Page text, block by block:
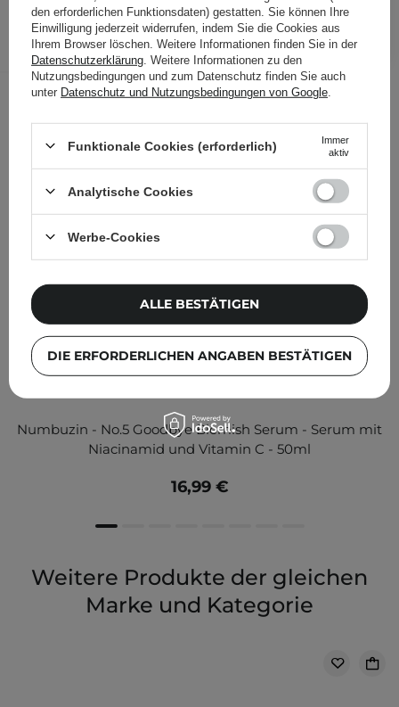
IN DEN WARENKORB
Folgende Produkte wurden von
anderen Kunden geprüft
Numbuzin - No.5 Goodbye Blemish Serum - Serum mit
Niacinamid und Vitamin C - 50ml
16,99 €
Weitere Produkte der gleichen
Marke und Kategorie
den erforderlichen Funktionsdaten) gestatten. Sie können Ihre
Einwilligung jederzeit widerrufen, indem Sie die Cookies aus
Ihrem Browser löschen. Weitere Informationen finden Sie in der
Datenschutzerklärung . Weitere Informationen zu den
Nutzungsbedingungen und zum Datenschutz finden Sie auch
unter Datenschutz und Nutzungsbedingungen von Google
Funktionale Cookies (erforderlich)
Immer
aktiv
Analytische Cookies
Werbe-Cookies
DIE ERFORDERLICHEN ANGABEN BESTÄTIGEN
ALLE BESTÄTIGEN